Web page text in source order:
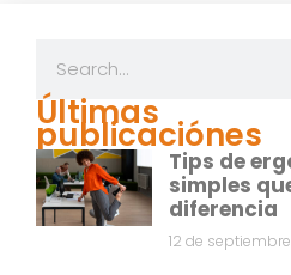
Últimas
publicaciónes
Tips de
simples
diferencia
12 de